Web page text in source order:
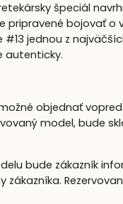
špeciál
pripravené bojovať o
jednou z
autenticky.
objednať
model, bude
bude zákazník
zákazníka.